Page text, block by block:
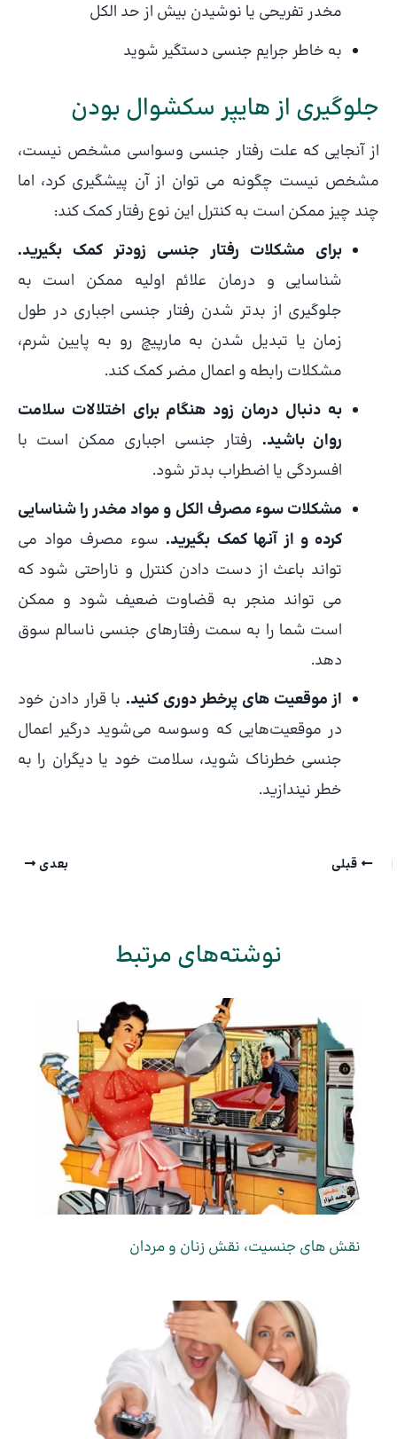
مخدر تفریحی یا نوشیدن بیش از حد الکل
به خاطر جرایم جنسی دستگیر شوید
جلوگیری از هایپر سکشوال بودن
از آنجایی که علت رفتار جنسی وسواسی مشخص نیست،
مشخص نیست چگونه می توان از آن پیشگیری کرد، اما
چند چیز ممکن است به کنترل این نوع رفتار کمک کند:
برای مشکلات رفتار جنسی زودتر کمک بگیرید.
شناسایی و درمان علائم اولیه ممکن است به
جلوگیری از بدتر شدن رفتار جنسی اجباری در طول
زمان یا تبدیل شدن به مارپیچ رو به پایین شرم،
مشکلات رابطه و اعمال مضر کمک کند.
به دنبال درمان زود هنگام برای اختلالات سلامت
روان باشید. رفتار جنسی اجباری ممکن است با
افسردگی یا اضطراب بدتر شود.
مشکلات سوء مصرف الکل و مواد مخدر را شناسایی
کرده و از آنها کمک بگیرید. سوء مصرف مواد می
تواند باعث از دست دادن کنترل و ناراحتی شود که
می تواند منجر به قضاوت ضعیف شود و ممکن
است شما را به سمت رفتارهای جنسی ناسالم سوق
دهد.
از موقعیت های پرخطر دوری کنید. با قرار دادن خود
در موقعیت‌هایی که وسوسه می‌شوید درگیر اعمال
جنسی خطرناک شوید، سلامت خود یا دیگران را به
خطر نیندازید.
قبلی بعدی
نوشته‌های مرتبط
نقش های جنسیت، نقش زنان و مردان